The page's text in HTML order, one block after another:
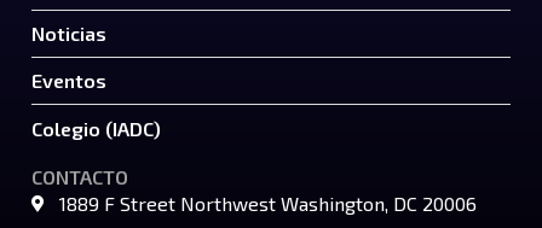
Noticias
Eventos
Colegio (IADC)
CONTACTO
1889 F Street Northwest Washington, DC 20006